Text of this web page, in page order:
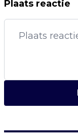
Plaats reactie